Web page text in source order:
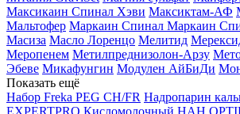
Максикаин Спинал Хэви Максиктам-АФ
Мальтофер Маркаин Спинал Маркаин
Масиза Масло Лоренцо Мелитид
Меропенем Метилпреднизолон-Арзу
Эбеве Микафунгин Модулен АйБиДи
Показать ещё
Набор Freka PEG CH/FR Надропарин
EXPERTPRO Кисломолочный НАН